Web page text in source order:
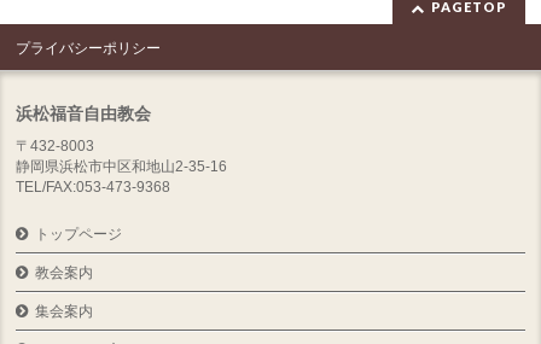
PAGETOP
プライバシーポリシー
浜松福音自由教会
〒432-8003
静岡県浜松市中区和地山2-35-16
TEL/FAX:053-473-9368
トップページ
教会案内
集会案内